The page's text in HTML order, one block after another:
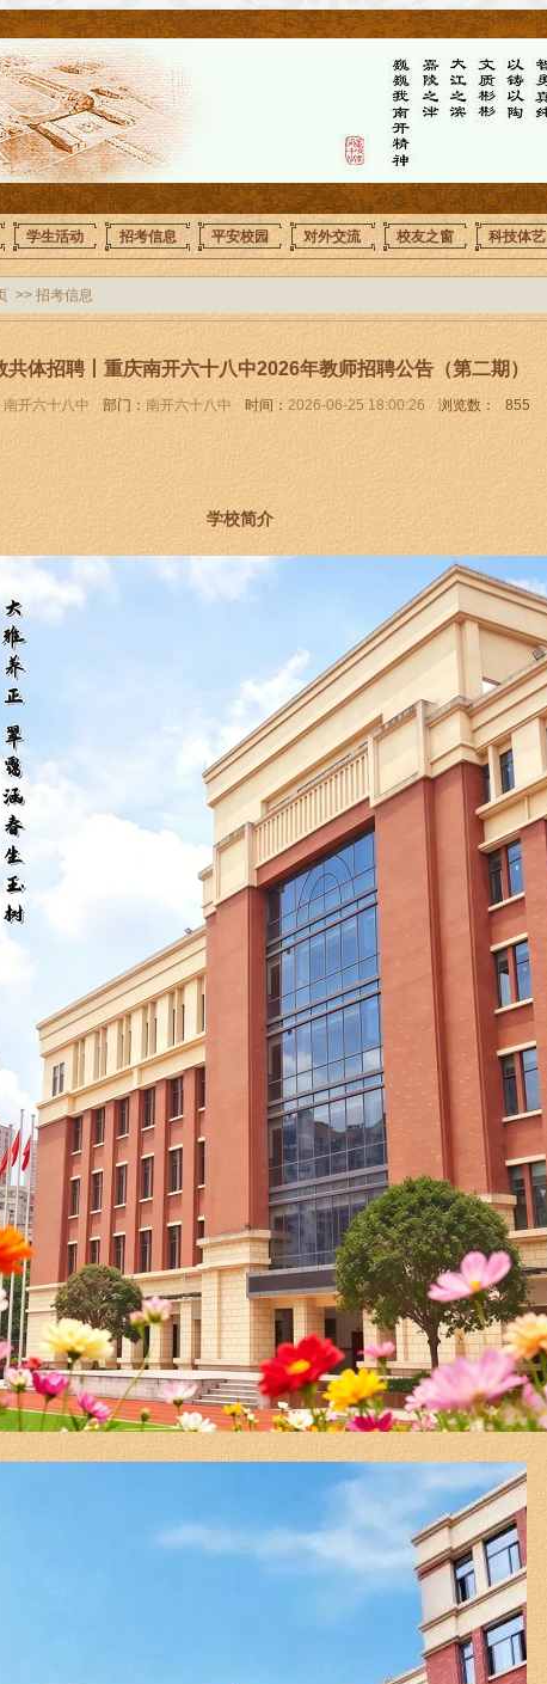
学生活动 招考信息 平安校园 对外交流 校友之窗 科技体艺
>> 招考信息
共体招聘丨重庆南开六十八中2026年教师招聘公告（第二期）
南开六十八中 部门： 南开六十八中 时间： 2026-06-25 18:00:26 浏览数： 855
学校简介